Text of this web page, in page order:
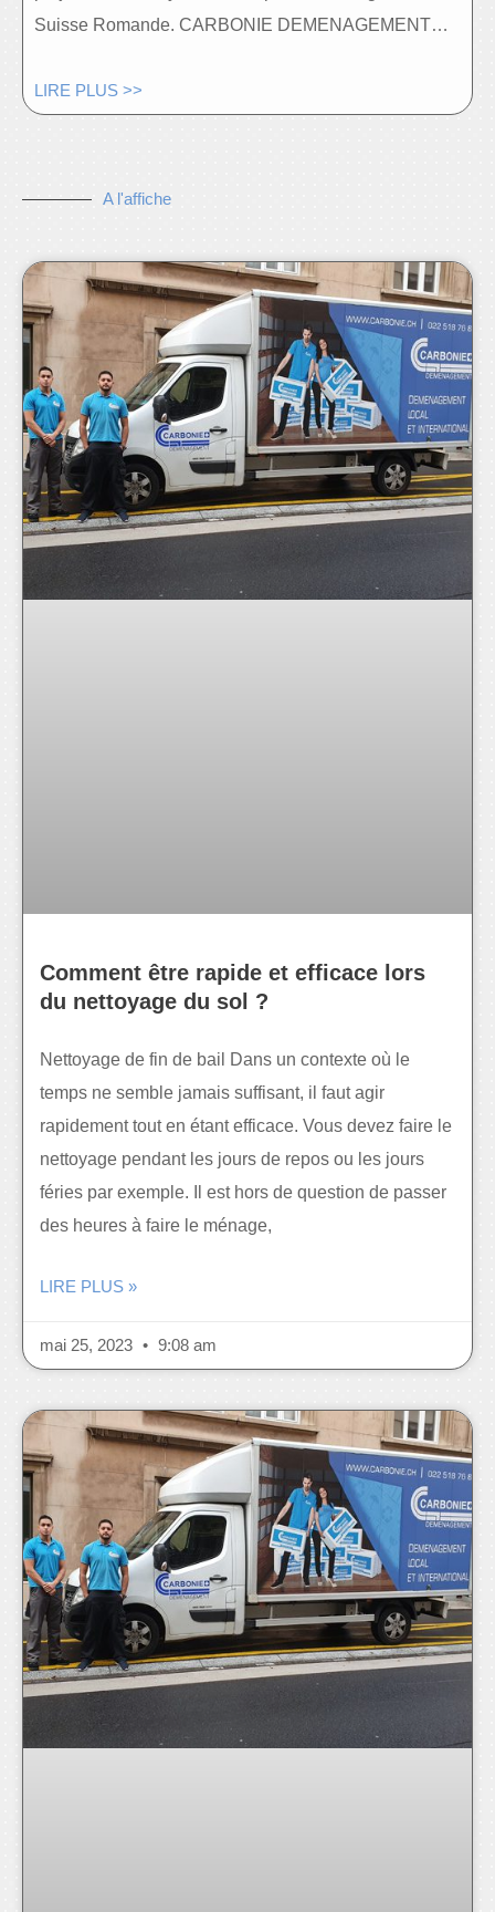
Suisse Romande. CARBONIE DEMENAGEMENT…
LIRE PLUS >>
A l'affiche
Comment être rapide et efficace lors
du nettoyage du sol ?
Nettoyage de fin de bail Dans un contexte où le
temps ne semble jamais suffisant, il faut agir
rapidement tout en étant efficace. Vous devez faire le
nettoyage pendant les jours de repos ou les jours
féries par exemple. Il est hors de question de passer
des heures à faire le ménage,
LIRE PLUS »
mai 25, 2023 9:08 am